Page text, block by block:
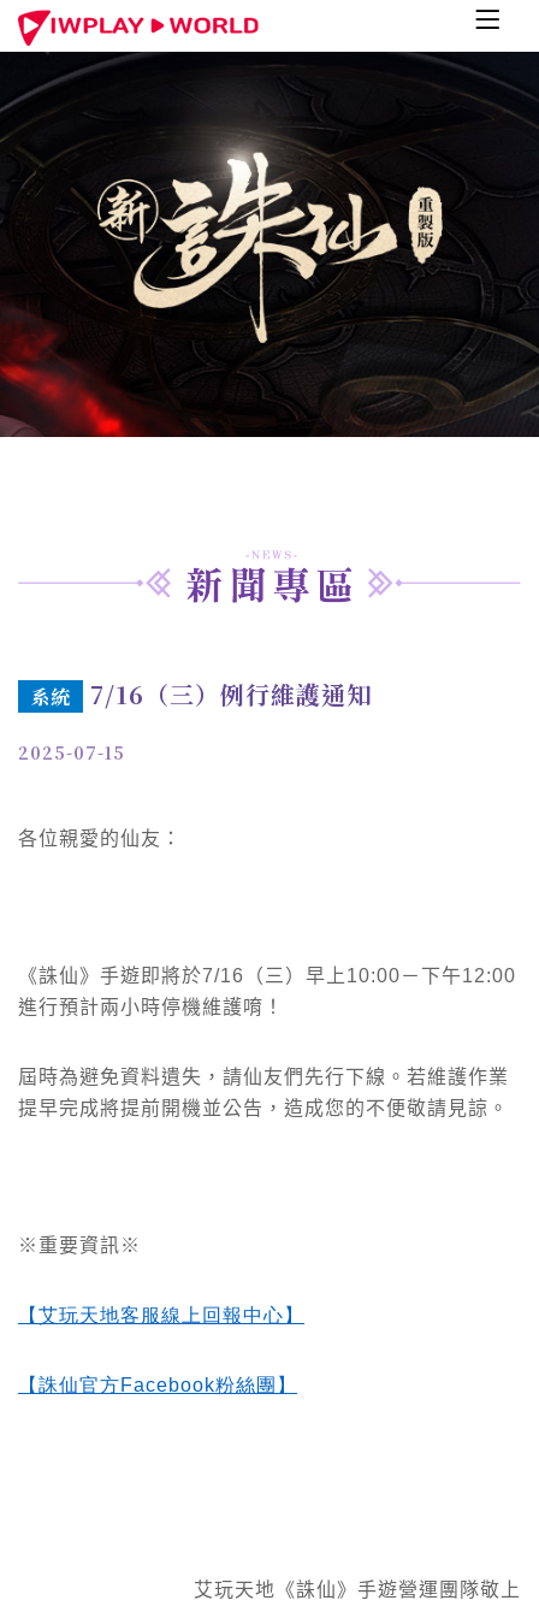
系統 7/16（三）例行維護通知
2025-07-15
各位親愛的仙友：
《誅仙》手遊即將於7/16（三）早上10:00－下午12:00
進行預計兩小時停機維護唷！
屆時為避免資料遺失，請仙友們先行下線。若維護作業
提早完成將提前開機並公告，造成您的不便敬請見諒。
※重要資訊※
【艾玩天地客服線上回報中心】
【誅仙官方Facebook粉絲團】
艾玩天地《誅仙》手遊營運團隊敬上